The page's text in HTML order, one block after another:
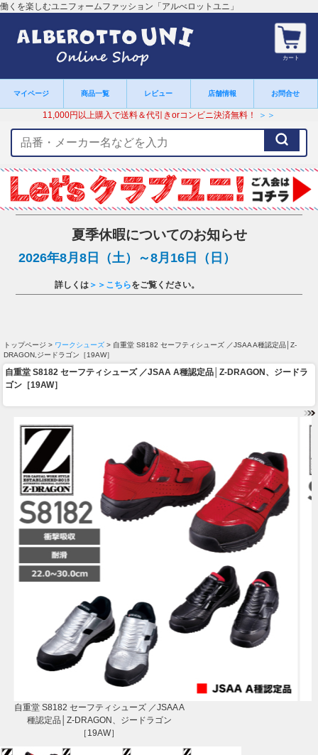
働くを楽しむユニフォームファッション「アルべロットユニ」
カート
マイページ 商品一覧 レビュー 店舗情報 お問合せ
11,000円以上購入で送料＆代引きorコンビニ決済無料！ ＞＞
ー
ワ
ー
ド
夏季休暇についてのお知らせ
2026年8月8日（土）～8月16日（日）
詳しくは ＞＞こちらをご覧ください。
トップページ > ワークシューズ > 自重堂 S8182 セーフティシューズ ／JSAA A種認定品│Z-
DRAGON,ジードラゴン［19AW］
自重堂 S8182 セーフティシューズ ／JSAA A種認定品│Z-DRAGON、ジードラ
ゴン［19AW］
自重堂 S8182 セーフティシューズ ／JSAA A
種認定品│Z-DRAGON、ジードラゴン
［19AW］